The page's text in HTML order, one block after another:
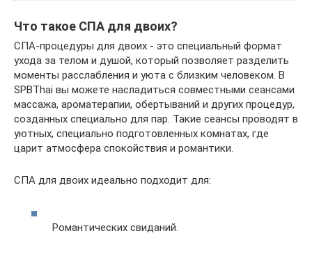
Что такое СПА для двоих?
СПА-процедуры для двоих - это специальный формат
ухода за телом и душой, который позволяет разделить
моменты расслабления и уюта с близким человеком. В
SPBThai вы можете насладиться совместными сеансами
массажа, ароматерапии, обертываний и других процедур,
созданных специально для пар. Такие сеансы проводят в
уютных, специально подготовленных комнатах, где
царит атмосфера спокойствия и романтики.
СПА для двоих идеально подходит для:
Романтических свиданий.